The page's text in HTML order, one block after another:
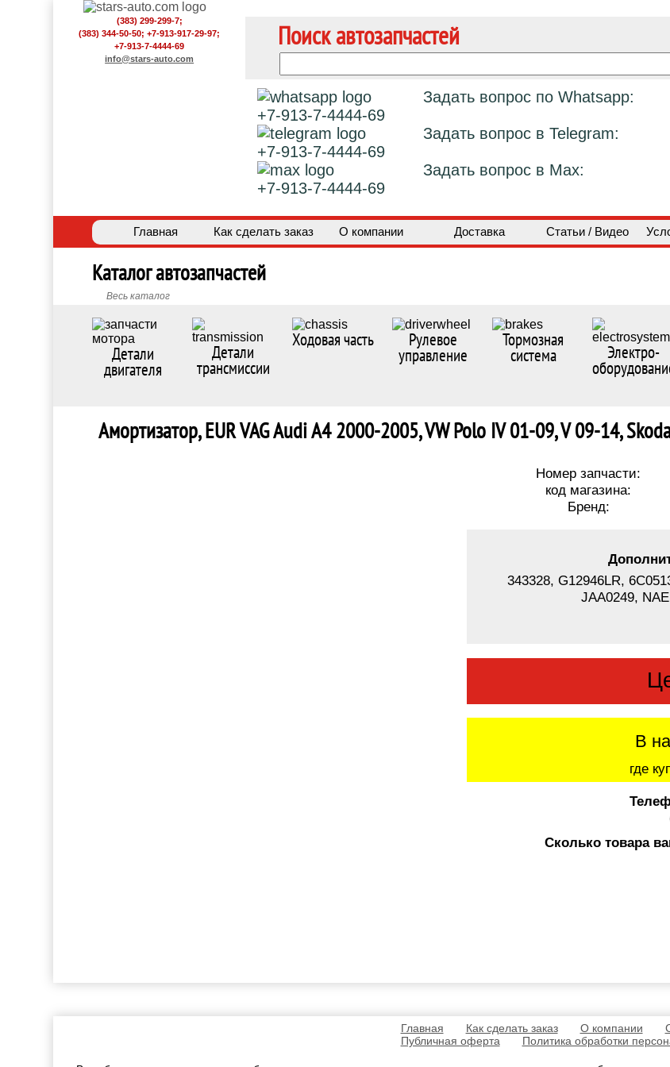
(383) 299-299-7;
(383) 344-50-50; +7-913-917-29-97;
+7-913-7-4444-69
info@stars-auto.com
Поиск автозапчастей
Задать вопрос по Whatsapp:
+7-913-7-4444-69
Задать вопрос в Telegram:
+7-913-7-4444-69
Задать вопрос в Max:
+7-913-7-4444-69
Главная Как сделать заказ О компании Доставка Статьи / Видео
Каталог автозапчастей
Весь каталог
Детали
двигателя
Детали
трансмиссии
Ходовая часть Рулевое
управление
Тормозная
система Электро-
Амортизатор, EUR VAG Audi A4 2000-2005, VW Polo IV 01-09, V 09-14,
Номер запчасти:
код магазина:
Бренд:
343328, G12946LR,
JAA0249,
В
где
Сколько товара
Главная Как сделать заказ О компании
Публичная оферта
Политика обработки